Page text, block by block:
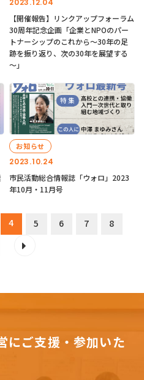
2023.12.04
【開催報告】リンクアップフォーラム
30周年記念企画「企業とNPOのパー
トナーシップのこれから～30年の足
跡を振り返り、次の30年を展望する
～」
2023.10.24
お知らせ
市民活動総合情報誌「ウォロ」2023
年10月・11月号
4 5 6 7
8
にご支援・参加いた